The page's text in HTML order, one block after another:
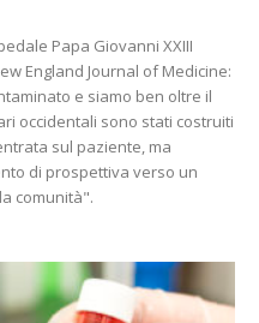
Papa Giovanni XXIII
England Journal of Medicine:
e siamo ben oltre il
occidentali sono stati costruiti
sul paziente, ma
di prospettiva verso un
comunità".